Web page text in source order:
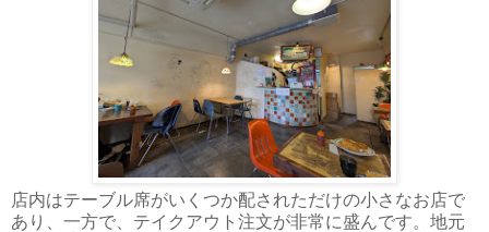
店内はテーブル席がいくつか配されただけの小さなお店で
あり、一方で、テイクアウト注文が非常に盛んです。地元